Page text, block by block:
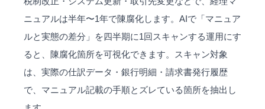
ニュアルは半年〜1年で陳腐化します。AIで「マニュア
ルと実態の差分」を四半期に1回スキャンする運用にす
ると、陳腐化箇所を可視化できます。スキャン対象
は、実際の仕訳データ・銀行明細・請求書発行履歴
で、マニュアル記載の手順とズレている箇所を抽出し